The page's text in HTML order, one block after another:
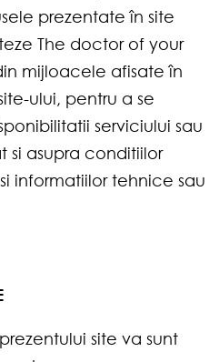
prezentate în site
The doctor of your
mijloacele afisate în
ului, pentru a se
serviciului sau
si asupra conditiilor
informatiilor tehnice sau
site va sunt